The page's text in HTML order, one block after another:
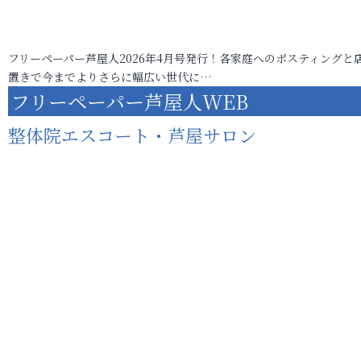
フリーペーパー芦屋人2026年4月号発行！各家庭へのポスティングと
置きで今までよりさらに幅広い世代に…
フリーペーパー芦屋人WEB
整体院エスコート・芦屋サロン